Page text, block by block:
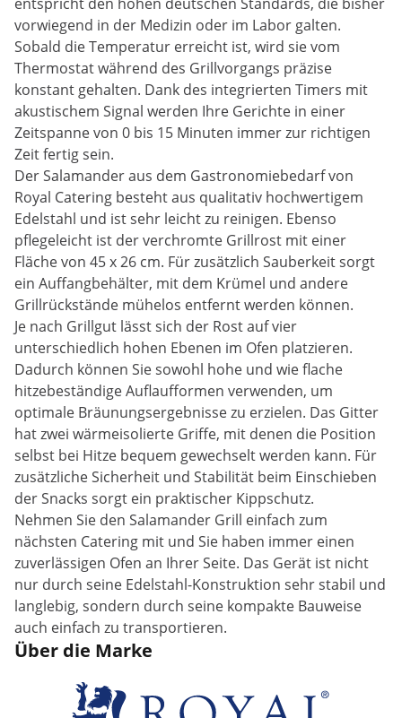
vorwiegend in der Medizin oder im Labor galten.
Sobald die Temperatur erreicht ist, wird sie vom
Thermostat während des Grillvorgangs präzise
konstant gehalten. Dank des integrierten Timers mit
akustischem Signal werden Ihre Gerichte in einer
Zeitspanne von 0 bis 15 Minuten immer zur richtigen
Zeit fertig sein.
Der Salamander aus dem Gastronomiebedarf von
Royal Catering besteht aus qualitativ hochwertigem
Edelstahl und ist sehr leicht zu reinigen. Ebenso
pflegeleicht ist der verchromte Grillrost mit einer
Fläche von 45 x 26 cm. Für zusätzlich Sauberkeit sorgt
ein Auffangbehälter, mit dem Krümel und andere
Grillrückstände mühelos entfernt werden können.
Je nach Grillgut lässt sich der Rost auf vier
unterschiedlich hohen Ebenen im Ofen platzieren.
Dadurch können Sie sowohl hohe und wie flache
hitzebeständige Auflaufformen verwenden, um
optimale Bräunungsergebnisse zu erzielen. Das Gitter
hat zwei wärmeisolierte Griffe, mit denen die Position
selbst bei Hitze bequem gewechselt werden kann. Für
zusätzliche Sicherheit und Stabilität beim Einschieben
der Snacks sorgt ein praktischer Kippschutz.
Nehmen Sie den Salamander Grill einfach zum
nächsten Catering mit und Sie haben immer einen
zuverlässigen Ofen an Ihrer Seite. Das Gerät ist nicht
nur durch seine Edelstahl-Konstruktion sehr stabil und
langlebig, sondern durch seine kompakte Bauweise
auch einfach zu transportieren.
Über die Marke